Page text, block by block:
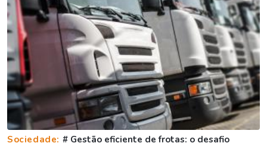
Sociedade: # Gestão eficiente de frotas: o desafio